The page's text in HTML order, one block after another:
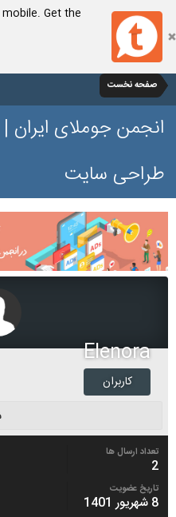
Get the
صفحه نخست
انجمن جوملای
طراحی سایت
Elenora
کاربران
تعداد ارسال ها
2
تاریخ عضویت
8 شهریور 1401